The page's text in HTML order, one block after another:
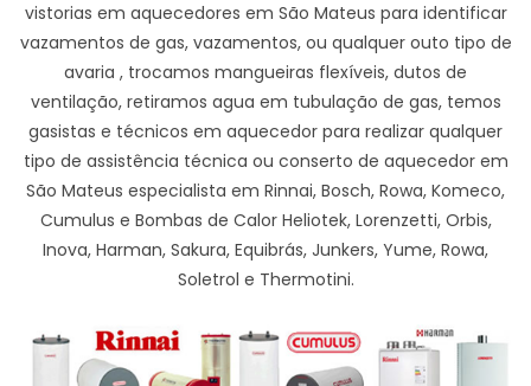
vistorias em aquecedores em São Mateus para identificar
vazamentos de gas, vazamentos, ou qualquer outo tipo de
avaria , trocamos mangueiras flexíveis, dutos de
ventilação, retiramos agua em tubulação de gas, temos
gasistas e técnicos em aquecedor para realizar qualquer
tipo de assistência técnica ou conserto de aquecedor em
São Mateus especialista em Rinnai, Bosch, Rowa, Komeco,
Cumulus e Bombas de Calor Heliotek, Lorenzetti, Orbis,
Inova, Harman, Sakura, Equibrás, Junkers, Yume, Rowa,
Soletrol e Thermotini.